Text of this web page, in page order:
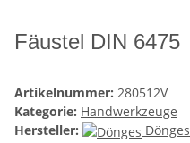
Fäustel DIN 6475
Artikelnummer: 280512V
Kategorie: Handwerkzeuge
Hersteller:
Dönges